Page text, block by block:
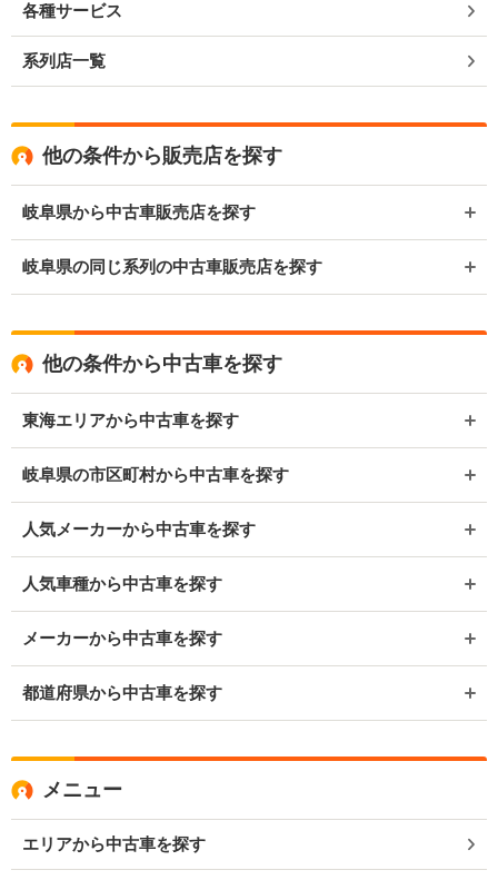
各種サービス
系列店一覧
他の条件から販売店を探す
岐阜県から中古車販売店を探す
岐阜県の同じ系列の中古車販売店を探す
他の条件から中古車を探す
東海エリアから中古車を探す
岐阜県の市区町村から中古車を探す
人気メーカーから中古車を探す
人気車種から中古車を探す
メーカーから中古車を探す
都道府県から中古車を探す
メニュー
エリアから中古車を探す